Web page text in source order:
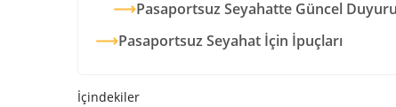
Pasaportsuz Seyahatte Güncel
Pasaportsuz Seyahat İçin İpuçları
İçindekiler